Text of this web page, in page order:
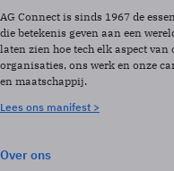
AG Connect is sinds 1967 de
die betekenis geven aan een
laten zien hoe tech elk aspect
organisaties, ons werk en onze
en maatschappij.
Lees ons manifest >
Over ons